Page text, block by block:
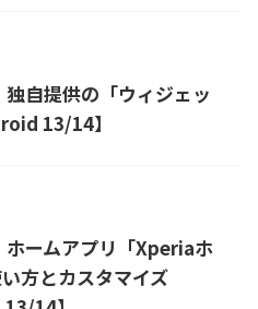
独自提供の「ウィジェッ
13/14】
ホームアプリ「Xperiaホ
方とカスタマイズ